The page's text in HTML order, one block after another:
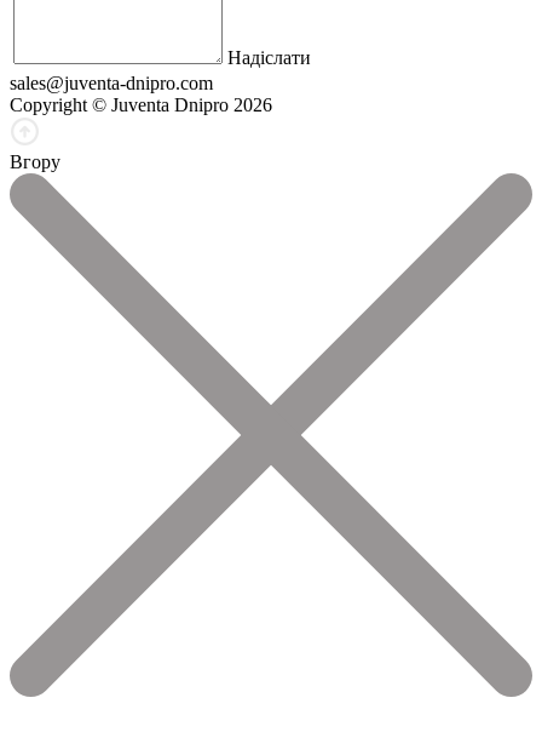
Надіслати
sales@juventa-dnipro.com
Copyright © Juventa Dnipro 2026
Вгору